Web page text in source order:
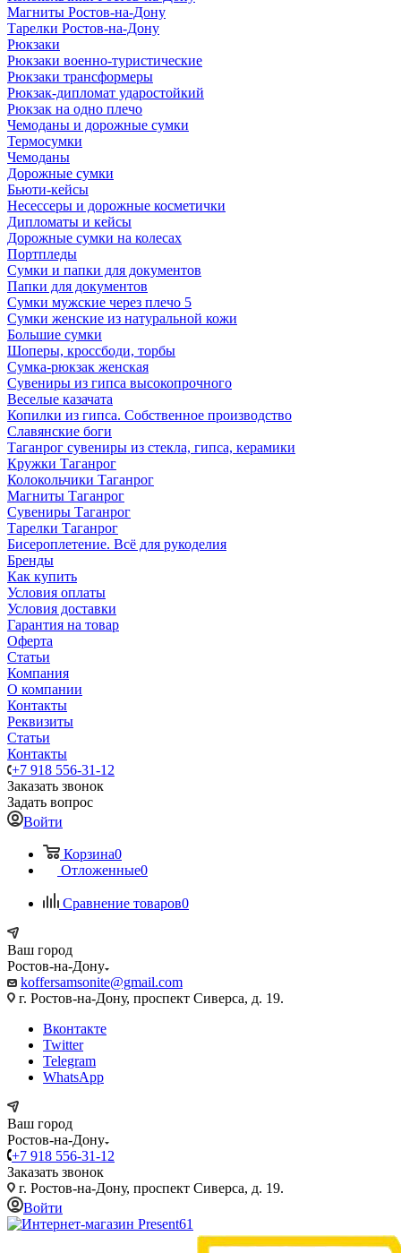
Магниты Ростов-на-Дону
Тарелки Ростов-на-Дону
Рюкзаки
Рюкзаки военно-туристические
Рюкзаки трансформеры
Рюкзак-дипломат ударостойкий
Рюкзак на одно плечо
Чемоданы и дорожные сумки
Термосумки
Чемоданы
Дорожные сумки
Бьюти-кейсы
Несессеры и дорожные косметички
Дипломаты и кейсы
Дорожные сумки на колесах
Портпледы
Сумки и папки для документов
Папки для документов
Сумки мужские через плечо 5
Сумки женские из натуральной кожи
Большие сумки
Шоперы, кроссбоди, торбы
Сумка-рюкзак женская
Сувениры из гипса высокопрочного
Веселые казачата
Копилки из гипса. Собственное производство
Славянские боги
Таганрог сувениры из стекла, гипса, керамики
Кружки Таганрог
Колокольчики Таганрог
Магниты Таганрог
Сувениры Таганрог
Тарелки Таганрог
Бисероплетение. Всё для рукоделия
Бренды
Как купить
Условия оплаты
Условия доставки
Гарантия на товар
Оферта
Статьи
Компания
О компании
Контакты
Реквизиты
Статьи
Контакты
+7 918 556-31-12
Заказать звонок
Задать вопрос
Войти
Корзина0
Отложенные0
Сравнение товаров0
Ваш город
Ростов-на-Дону
koffersamsonite@gmail.com
г. Ростов-на-Дону, проспект Сиверса, д. 19.
Вконтакте
Twitter
Telegram
WhatsApp
Ваш город
Ростов-на-Дону
+7 918 556-31-12
Заказать звонок
г. Ростов-на-Дону, проспект Сиверса, д. 19.
Войти